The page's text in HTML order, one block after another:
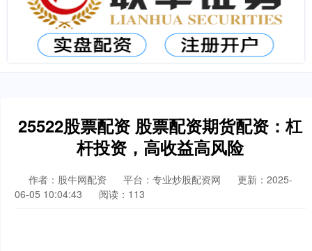
25522股票配资 股票配资期货配资：杠
杆投资，高收益高风险
作者：股牛网配资 平台：专业炒股配资网
更新：2025-
06-05 10:04:43
阅读：113